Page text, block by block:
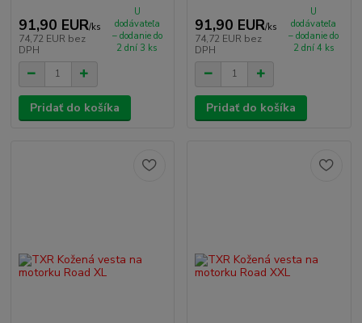
91,90 EUR/ks
74,72 EUR bez
DPH
U
dodávateľa
– dodanie do
2 dní 3 ks
Pridať do košíka
91,90 EUR/ks
74,72 EUR bez
DPH
U
dodávateľa
– dodanie do
2 dní 4 ks
Pridať do košíka